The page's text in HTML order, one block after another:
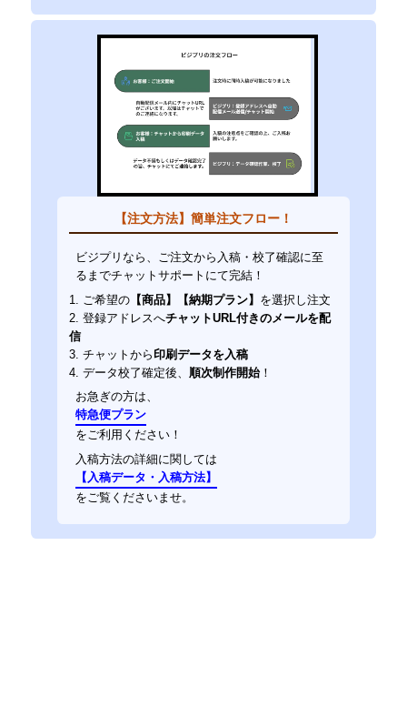
【注文方法】簡単注文フロー！
ビジプリなら、ご注文から入稿・校了確認に至
るまでチャットサポートにて完結！
1. ご希望の 【商品】【納期プラン】 を選択し注文
2. 登録アドレスへチャットURL付きのメールを配
信
3. チャットから 印刷データを入稿
4. データ校了確定後、 順次制作開始 ！
お急ぎの方は、
特急便プラン
をご利用ください！
入稿方法の詳細に関しては
【入稿データ・入稿方法】
をご覧くださいませ。